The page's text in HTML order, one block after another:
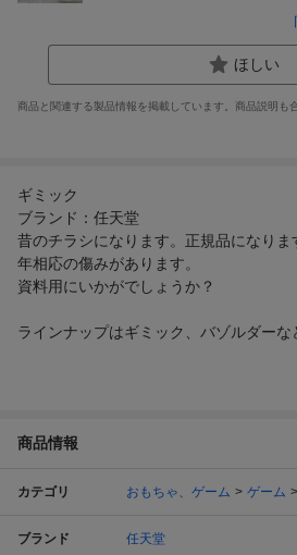
ほしい
商品と関連する製品情報を掲載しています。商品説明も
ギミック
ブランド：任天堂
昔のチラシになります。正規品になりま
年相応の傷みがあります。
資料用にいかがでしょうか？
ラインナップはギミック、バゾルダーな
商品情報
カテゴリ おもちゃ、ゲーム ゲーム
ブランド 任天堂